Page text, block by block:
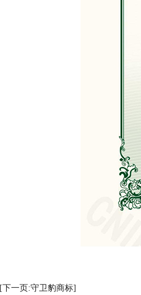
[下一页:守卫豹商标]